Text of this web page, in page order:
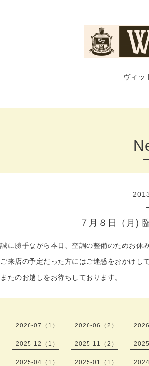
ヴィッ
2013
７月８日（月)
誠に勝手ながら本日、空調の整備のためお休
ご来店の予定だった方にはご迷惑をおかけし
またのお越しをお待ちしております。
2026-07（1） 2026-06（2）
2025-12（1） 2025-11（2）
2025-04（1） 2025-01（1）